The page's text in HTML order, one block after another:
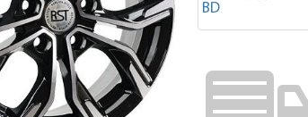
BD